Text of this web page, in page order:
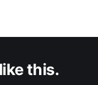
this.